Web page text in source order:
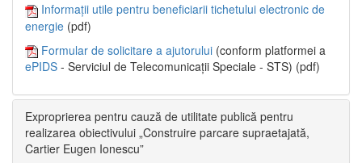
Informații utile pentru beneficiarii tichetului electronic de
energie (pdf)
Formular de solicitare a ajutorului (conform platformei a
ePIDS - Serviciul de Telecomunicații Speciale - STS) (pdf)
Exproprierea pentru cauză de utilitate publică pentru
realizarea obiectivului „Construire parcare supraetajată,
Cartier Eugen Ionescu”